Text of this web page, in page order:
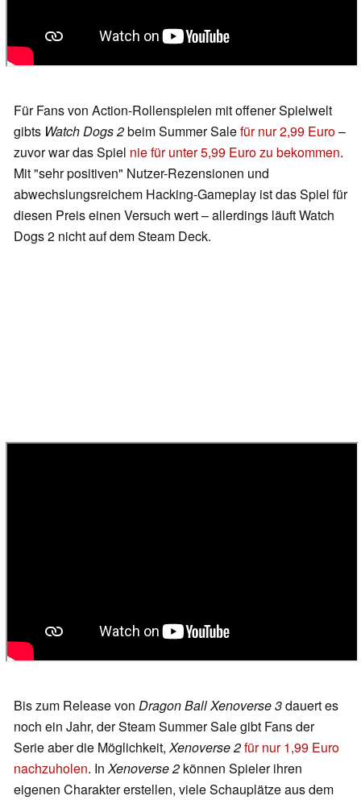
Für Fans von Action-Rollenspielen mit offener Spielwelt
gibts Watch Dogs 2beim Summer Salefür nur 2,99 Euro–
zuvor war das Spiel nie für unter 5,99 Euro zu bekommen.
Mit "sehr positiven" Nutzer-Rezensionen und
abwechslungsreichem Hacking-Gameplay ist das Spiel für
diesen Preis einen Versuch wert – allerdings läuft Watch
Dogs 2 nicht auf dem Steam Deck.
Bis zum Release von Dragon Ball Xenoverse 3dauert es
noch ein Jahr, der Steam Summer Sale gibt Fans der
Serie aber die Möglichkeit,Xenoverse 2für nur 1,99 Euro
nachzuholen. InXenoverse 2 können Spieler ihren
eigenen Charakter erstellen, viele Schauplätze aus dem